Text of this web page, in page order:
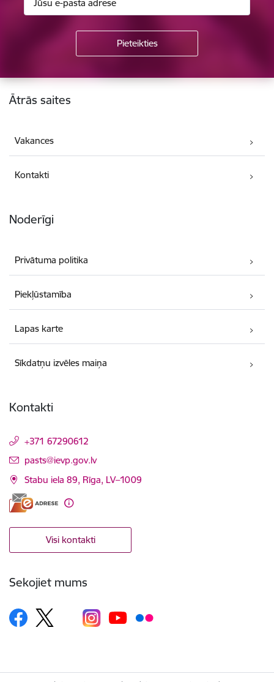
Kājene
Ātrās saites
Vakances
Kontakti
Noderīgi
Privātuma politika
Piekļūstamība
Lapas karte
Sīkdatņu izvēles maiņa
Kontakti
+371 67290612
E-pasts:
pasts@ievp.gov.lv
Stabu iela 89, Rīga, LV–1009
Visi kontakti
Sekojiet mums